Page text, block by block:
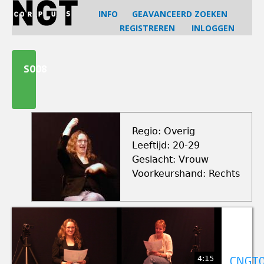
Jump
navigation
INFO
GEAVANCEERD ZOEKEN
REGISTREREN
INLOGGEN
topS008
Regio: Overig
Leeftijd: 20-29
Geslacht: Vrouw
Voorkeurshand: Rechts
4:15